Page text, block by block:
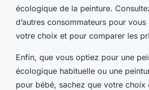
écologique de la peinture.
d’autres consommateurs pour
votre choix et pour comparer les
Enfin, que vous optiez pour une
écologique habituelle ou une
pour bébé, sachez que votre choix